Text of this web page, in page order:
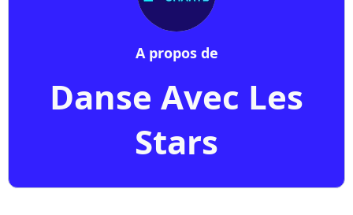
Danse Avec Les
Stars
A propos de